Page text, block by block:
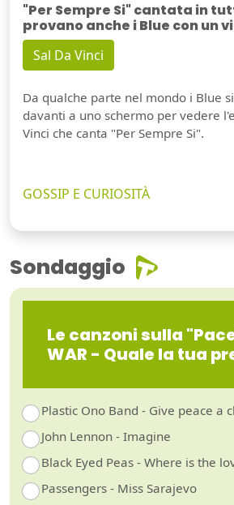
"Per Sempre Si" cantata in
provano anche i Blue con un
Sal Da Vinci
Da qualche parte nel mondo i Blue
davanti a uno schermo per vedere
Vinci che canta "Per Sempre Si".
GOSSIP E CURIOSITÀ
Sondaggio
Le canzoni sulla
WAR - Quale la tua
Plastic Ono Band - Give peace a
John Lennon - Imagine
Black Eyed Peas - Where is the
Passengers - Miss Sarajevo